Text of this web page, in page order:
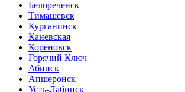
Белореченск
Тимашевск
Курганинск
Каневская
Кореновск
Горячий Ключ
Абинск
Апшеронск
Усть-Лабинск